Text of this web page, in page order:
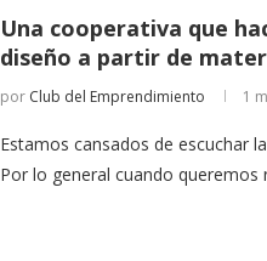
Una cooperativa que
diseño a partir de
por Club del Emprendimiento 1
Estamos cansados de escuchar
Por lo general cuando queremos